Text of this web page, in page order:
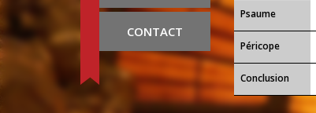
CONTACT
Psaume
Péricope
Conclusion